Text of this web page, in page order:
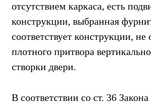
отсутствием каркаса, есть
конструкции, выбранная
соответствует конструкции, не
плотного притвора
створки двери.
В соответствии со ст. 36